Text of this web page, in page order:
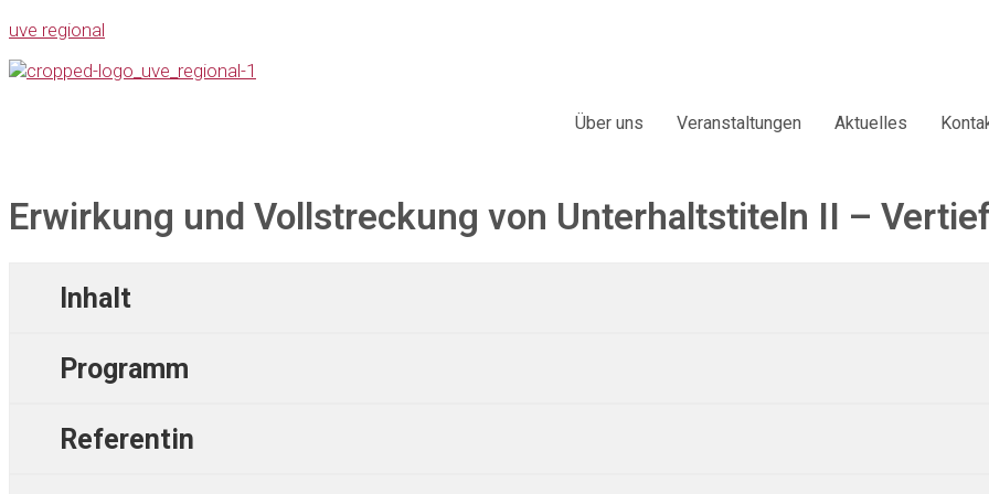
uve regional
Über uns Veranstaltungen Aktuelles
Erwirkung und Vollstreckung von Unterhaltstiteln II –
Inhalt
Programm
Referentin